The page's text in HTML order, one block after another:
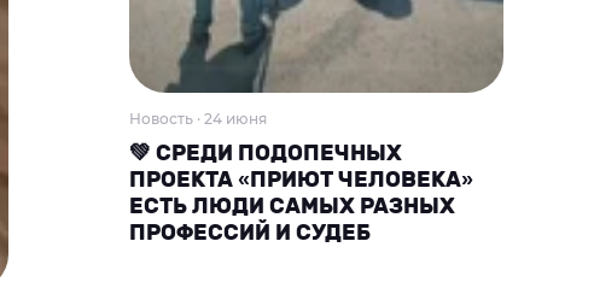
Новость · 24 июня
💚 СРЕДИ ПОДОПЕЧНЫХ
ПРОЕКТА «ПРИЮТ ЧЕЛОВЕКА»
ЕСТЬ ЛЮДИ САМЫХ РАЗНЫХ
ПРОФЕССИЙ И СУДЕБ